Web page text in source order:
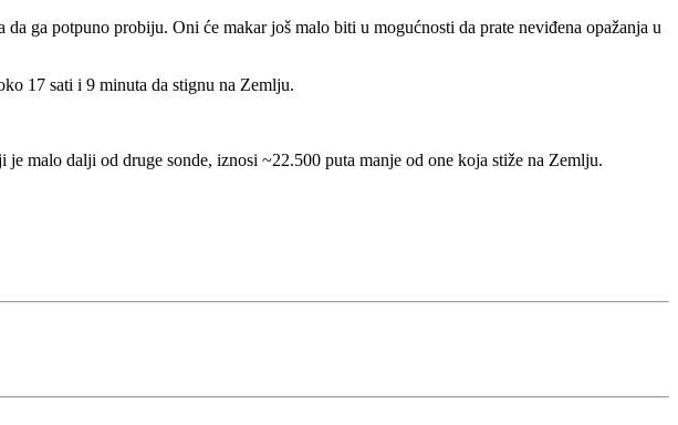
ga potpuno probiju. Oni će makar još malo biti u mogućnosti da prate neviđena opažanja u
17 sati i 9 minuta da stignu na Zemlju.
malo dalji od druge sonde, iznosi ~22.500 puta manje od one koja stiže na Zemlju.